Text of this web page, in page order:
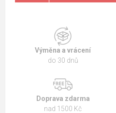
Výměna a vrácení
do 30 dnů
Doprava zdarma
nad 1500 Kč